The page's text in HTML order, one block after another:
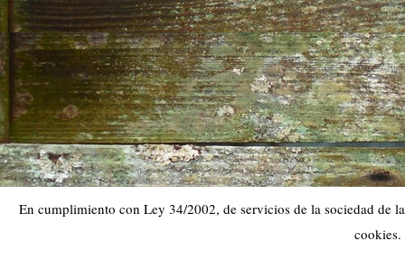
En cumplimiento con Ley 34/2002, de servicios de la sociedad de
cookies.